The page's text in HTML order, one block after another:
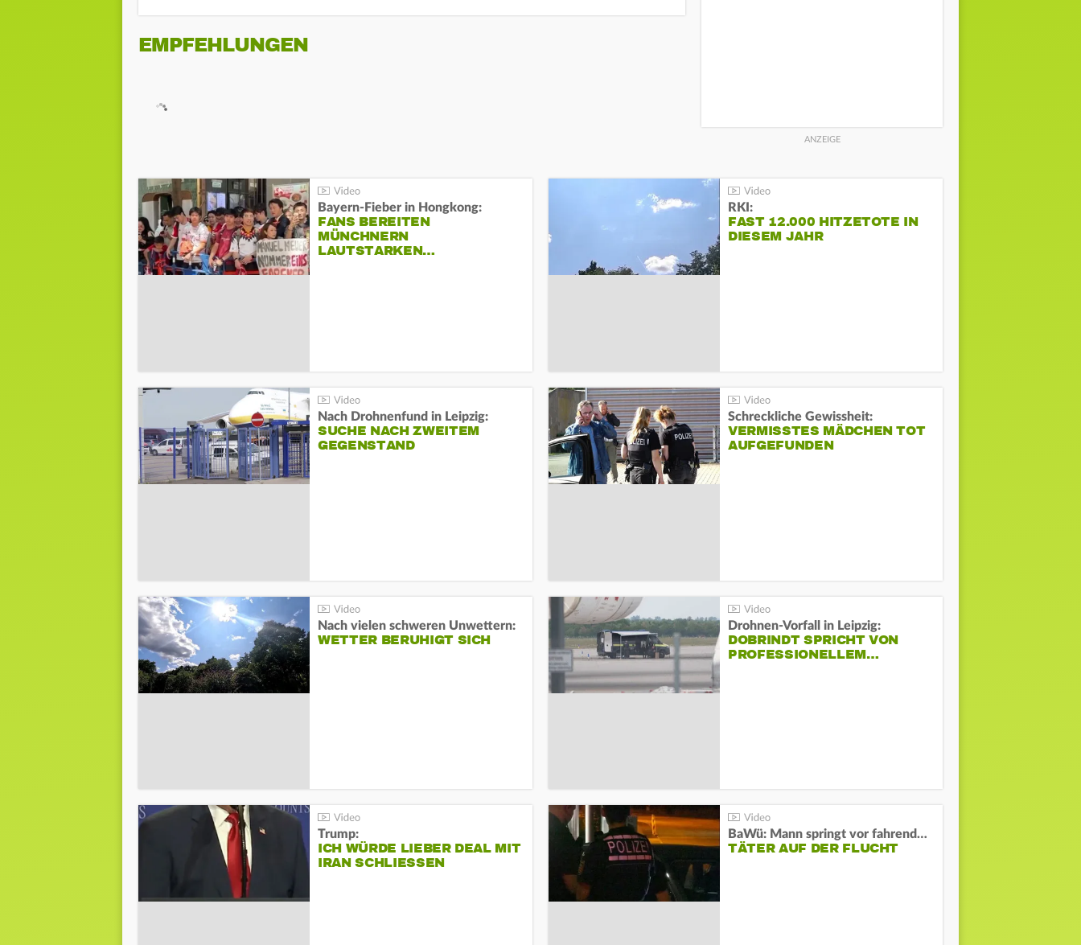
EMPFEHLUNGEN
Bayern-Fieber in Hongkong:
FANS BEREITEN
MÜNCHNERN
LAUTSTARKEN…
RKI:
FAST 12.000 HITZETOTE IN
DIESEM JAHR
Nach Drohnenfund in Leipzig:
SUCHE NACH ZWEITEM
GEGENSTAND
Schreckliche Gewissheit:
VERMISSTES MÄDCHEN TOT
AUFGEFUNDEN
Nach vielen schweren Unwettern:
WETTER BERUHIGT SICH
Drohnen-Vorfall in Leipzig:
DOBRINDT SPRICHT VON
PROFESSIONELLEM…
Trump:
ICH WÜRDE LIEBER DEAL MIT
IRAN SCHLIESSEN
BaWü: Mann springt vor fahrendes Auto und schießt
TÄTER AUF DER FLUCHT